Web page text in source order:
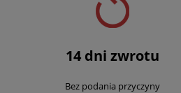
14 dni zwrotu
Bez podania przyczyny